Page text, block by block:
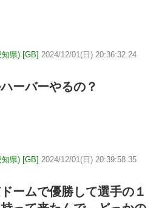
県) [GB] 2024/12/01(日) 20:36:32.24
ーバーやるの？
県) [GB] 2024/12/01(日) 20:39:58.35
ームで優勝して選手の１